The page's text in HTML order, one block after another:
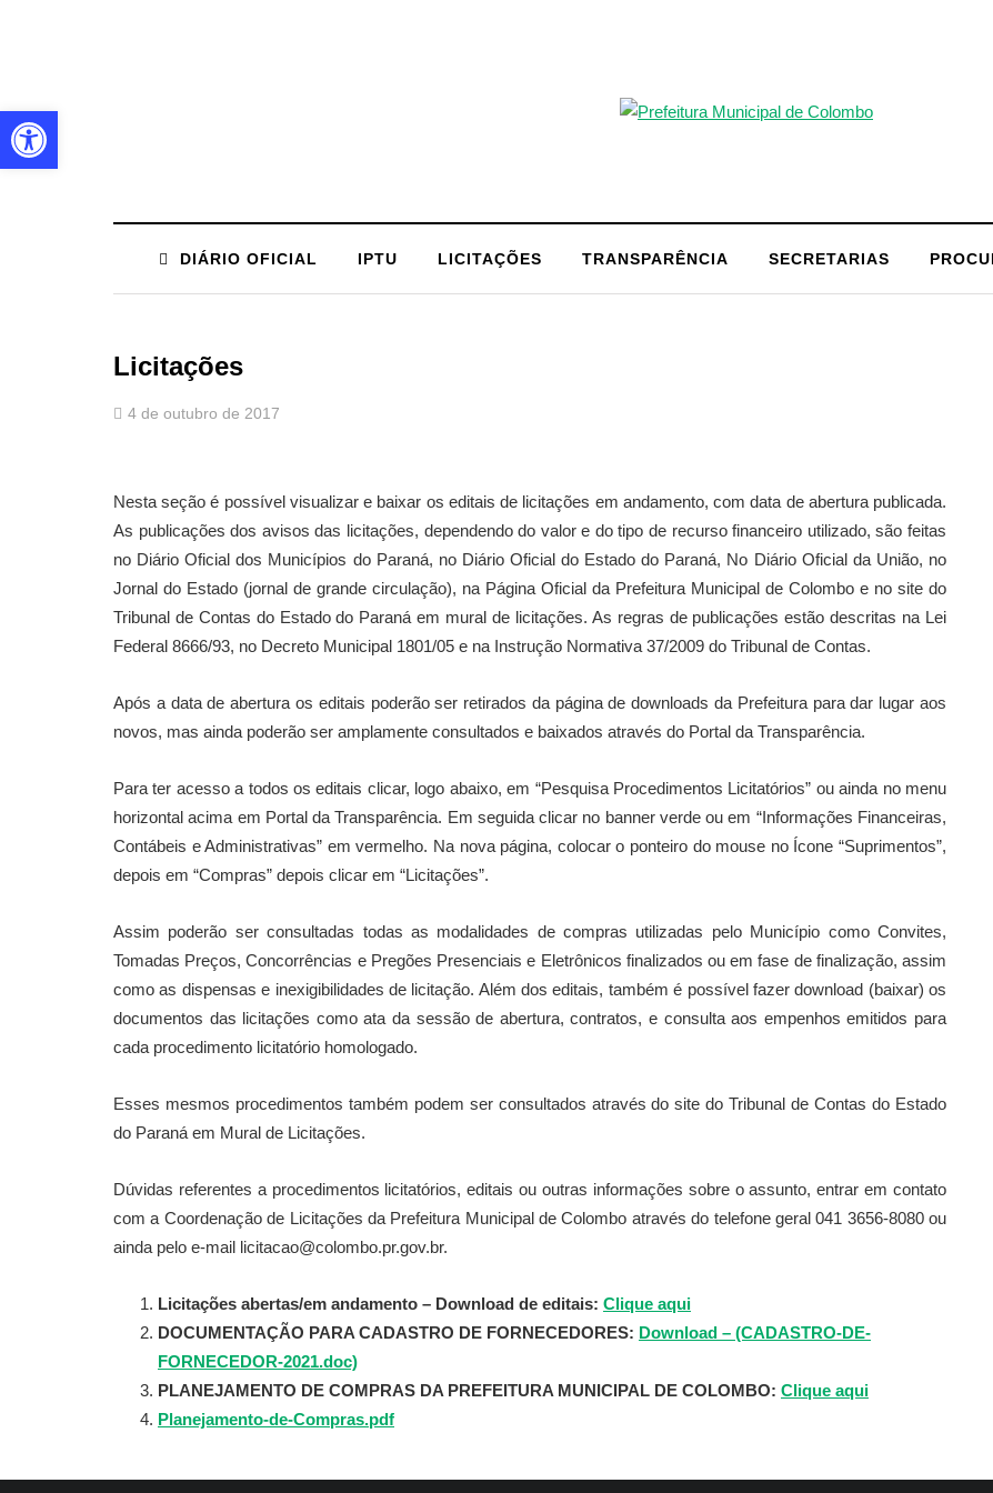
DIÁRIO OFICIAL IPTU LICITAÇÕES TRANSPARÊNCIA SECRETARIAS
Licitações
4 de outubro de 2017
Nesta seção é possível visualizar e baixar os editais de licitações em andamento, com data de abertura publicada.
As publicações dos avisos das licitações, dependendo do valor e do tipo de recurso financeiro utilizado, são feitas
no Diário Oficial dos Municípios do Paraná, no Diário Oficial do Estado do Paraná, No Diário Oficial da União, no
Jornal do Estado (jornal de grande circulação), na Página Oficial da Prefeitura Municipal de Colombo e no site do
Tribunal de Contas do Estado do Paraná em mural de licitações. As regras de publicações estão descritas na Lei
Federal 8666/93, no Decreto Municipal 1801/05 e na Instrução Normativa 37/2009 do Tribunal de Contas.
Após a data de abertura os editais poderão ser retirados da página de downloads da Prefeitura para dar lugar aos
novos, mas ainda poderão ser amplamente consultados e baixados através do Portal da Transparência.
Para ter acesso a todos os editais clicar, logo abaixo, em “Pesquisa Procedimentos Licitatórios” ou ainda no menu
horizontal acima em Portal da Transparência. Em seguida clicar no banner verde ou em “Informações Financeiras,
Contábeis e Administrativas” em vermelho. Na nova página, colocar o ponteiro do mouse no Ícone “Suprimentos”,
depois em “Compras” depois clicar em “Licitações”.
Assim poderão ser consultadas todas as modalidades de compras utilizadas pelo Município como Convites,
Tomadas Preços, Concorrências e Pregões Presenciais e Eletrônicos finalizados ou em fase de finalização, assim
como as dispensas e inexigibilidades de licitação. Além dos editais, também é possível fazer download (baixar) os
documentos das licitações como ata da sessão de abertura, contratos, e consulta aos empenhos emitidos para
cada procedimento licitatório homologado.
Esses mesmos procedimentos também podem ser consultados através do site do Tribunal de Contas do Estado
do Paraná em Mural de Licitações.
Dúvidas referentes a procedimentos licitatórios, editais ou outras informações sobre o assunto, entrar em contato
com a Coordenação de Licitações da Prefeitura Municipal de Colombo através do telefone geral 041 3656-8080 ou
ainda pelo e-mail licitacao@colombo.pr.gov.br.
Licitações abertas/em andamento – Download de editais: Clique aqui
DOCUMENTAÇÃO PARA CADASTRO DE FORNECEDORES: Download – (CADASTRO-DE-
FORNECEDOR-2021.doc)
PLANEJAMENTO DE COMPRAS DA PREFEITURA MUNICIPAL DE COLOMBO: Clique aqui
Planejamento-de-Compras.pdf
Barra de Ferramentas Aberta